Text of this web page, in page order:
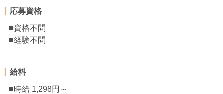
応募資格
■資格不問
■経験不問
給料
■時給 1,298円～